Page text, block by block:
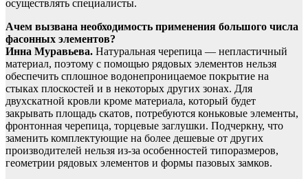
осуществлять специалисты.
Ачем вызвана необходимость применения большого числа
фасонных элементов?
Инна Муравьева. Натуральная черепица — непластичный
материал, поэтому с помощью рядовых элементов нельзя
обеспечить сплошное водонепроницаемое покрытие на
стыках плоскостей и в некоторых других зонах. Для
двухскатной кровли кроме материала, который будет
закрывать площадь скатов, потребуются коньковые элементы,
фронтонная черепица, торцевые заглушки. Подчеркну, что
заменить комплектующие на более дешевые от других
производителей нельзя из-за особенностей типоразмеров,
геометрии рядовых элементов и формы пазовых замков.